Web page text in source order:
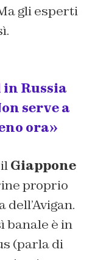
gli esperti
in Russia
serve a
ora»
Giappone
proprio
dell’Avigan.
banale è in
(parla di